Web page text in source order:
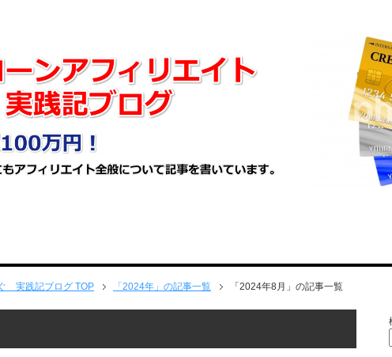
実践記ブログ TOP 「2024年」の記事一覧 「2024年8月」の記事一覧